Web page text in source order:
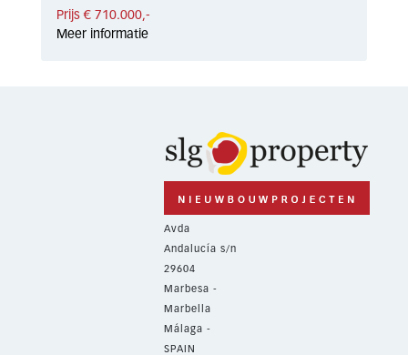
Prijs € 710.000,-
Meer informatie
Avda
Andalucía s/n
29604
Marbesa -
Marbella
Málaga -
SPAIN